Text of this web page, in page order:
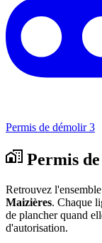
Permis de démolir 3
Permis
Retrouvez
Maizières. Chaque
de plancher quand
d'autorisation.